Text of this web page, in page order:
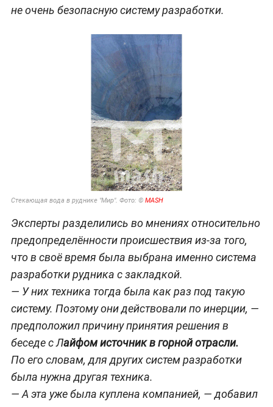
не очень безопасную cистему разработки.
Стекающая вода в руднике "Мир". Фото: © MASH
Эксперты разделились во мнениях относительно
предопределённости происшествия из-за того,
что в своё время была выбрана именно система
разработки рудника с закладкой.
— У них техника тогда была как раз под такую
систему. Поэтому они действовали по инерции, —
предположил причину принятия решения в
беседе с Лайфом источник в горной отрасли.
По его словам, для других систем разработки
была нужна другая техника.
— А эта уже была куплена компанией, — добавил